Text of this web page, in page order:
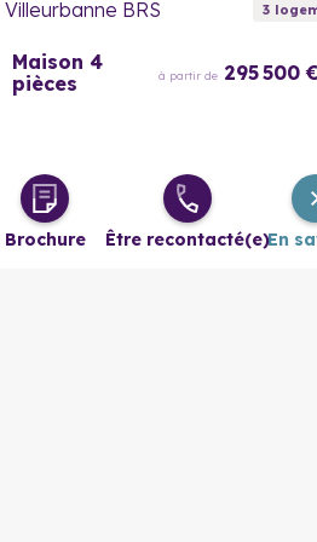
Villeurbanne BRS 3
Maison 4
pièces
à partir de 295 500 €
Brochure Être recontacté(e)En